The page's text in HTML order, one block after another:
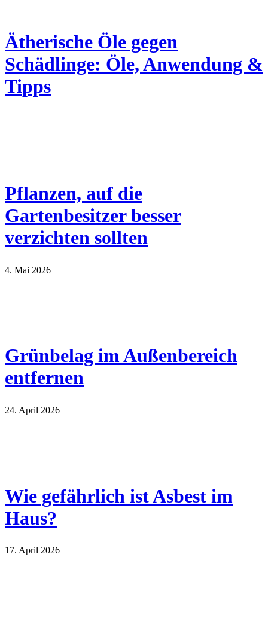
Ätherische Öle gegen
Schädlinge: Öle, Anwendung &
Tipps
Pflanzen, auf die
Gartenbesitzer besser
verzichten sollten
4. Mai 2026
Grünbelag im Außenbereich
entfernen
24. April 2026
Wie gefährlich ist Asbest im
Haus?
17. April 2026